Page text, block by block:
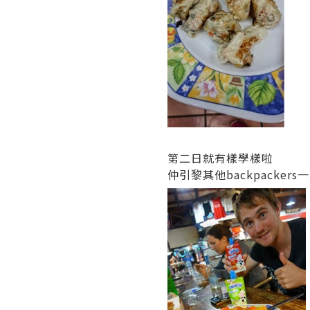
第二日就有樣學樣啦
仲引黎其他backpackers